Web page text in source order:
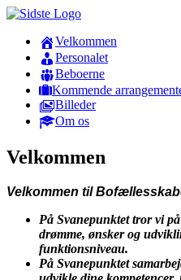
Velkommen
Personalet
Beboerne
Kommende
Billeder
Om os
Velkommen
Velkommen til
På Svanepunktet tror vi
drømme, ønsker og
funktionsniveau.
På Svanepunktet